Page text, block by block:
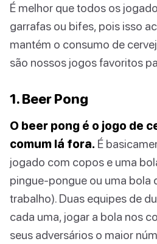
É melhor que todos os
garrafas ou bifes, pois isso
mantém o consumo de
são nossos jogos favoritos
1. Beer Pong
O beer pong é o jogo de
comum lá fora. É
jogado com copos e uma
pingue-pongue ou uma bola
trabalho). Duas equipes de
cada uma, jogar a bola nos
seus adversários o maior